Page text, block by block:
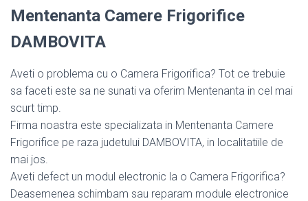
Mentenanta Camere Frigorifice
DAMBOVITA
Aveti o problema cu o Camera Frigorifica? Tot ce trebuie
sa faceti este sa ne sunati va oferim Mentenanta in cel mai
scurt timp.
Firma noastra este specializata in Mentenanta Camere
Frigorifice pe raza judetului DAMBOVITA, in localitatiile de
mai jos.
Aveti defect un modul electronic la o Camera Frigorifica?
Deasemenea schimbam sau reparam module electronice